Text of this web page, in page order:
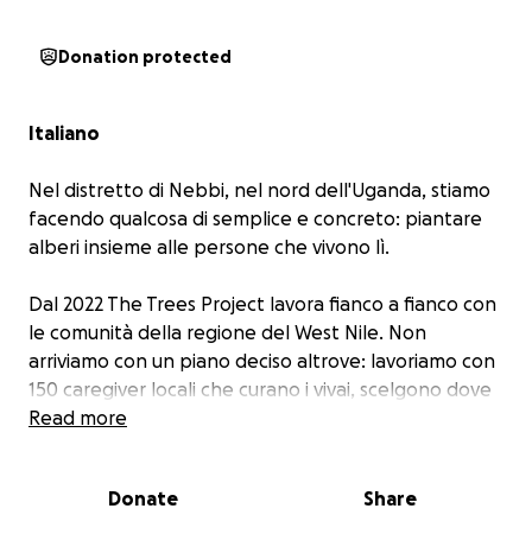
Donation protected
Italiano
Nel distretto di Nebbi, nel nord dell'Uganda, stiamo
facendo qualcosa di semplice e concreto: piantare
alberi insieme alle persone che vivono lì.
Dal 2022 The Trees Project lavora fianco a fianco con
le comunità della regione del West Nile. Non
arriviamo con un piano deciso altrove: lavoriamo con
150 caregiver locali che curano i vivai, scelgono dove
piantare e seguono ogni albero mentre cresce.
Read more
Donate Share